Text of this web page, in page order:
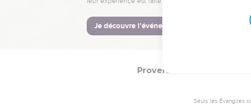
Celui qui est lent à la
qui prend des villes.
On jette le sort dans le pan
Proverbes
Seuls les Évangiles